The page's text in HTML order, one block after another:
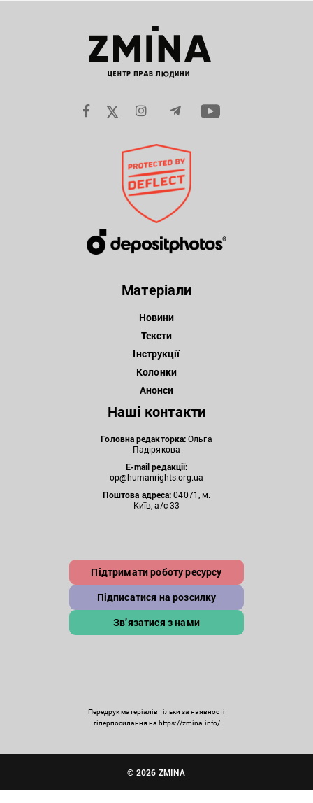
Матеріали
Новини
Тексти
Інструкції
Колонки
Анонси
Наші контакти
Головна редакторка:Ольга
Падірякова
E-mail редакції:
op@humanrights.org.ua
Поштова адреса:04071, м.
Київ, а/с 33
Підтримати роботу ресурсу
Підписатися на розсилку
Зв’язатися з нами
Передрук матеріалів тільки за наявності
гіперпосилання на https://zmina.info/
© 2026 ZMINA